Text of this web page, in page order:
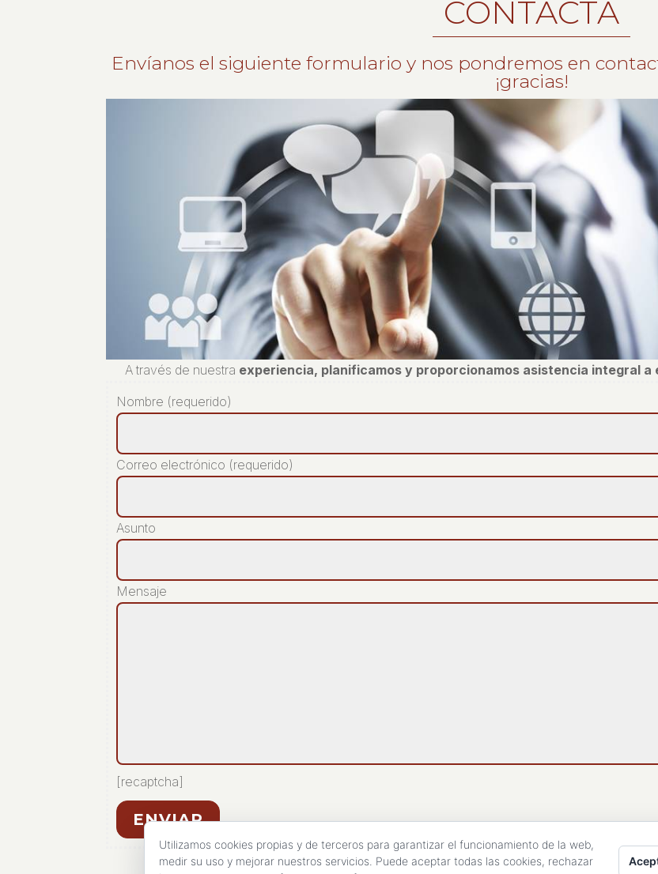
CONTACTA
Envíanos el siguiente formulario y nos pondremos en
¡gracias!
A través de nuestra experiencia, planificamos y proporcionamos asistencia integral
Nombre (requerido)
Correo electrónico (requerido)
Asunto
Mensaje
[recaptcha]
ENVIAR
Utilizamos cookies propias y de terceros para garantizar el funcionamiento de la web,
medir su uso y mejorar nuestros servicios. Puede aceptar todas las cookies, rechazar